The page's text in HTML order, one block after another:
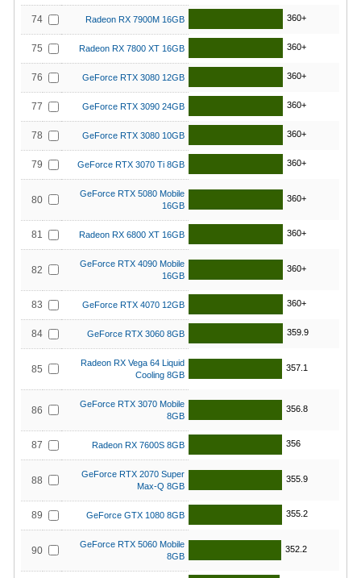
74 Radeon RX 7900M 16GB 360+
75 Radeon RX 7800 XT 16GB 360+
76 GeForce RTX 3080 12GB 360+
77 GeForce RTX 3090 24GB 360+
78 GeForce RTX 3080 10GB 360+
79 GeForce RTX 3070 Ti 8GB 360+
80
GeForce RTX 5080 Mobile
16GB
360+
81 Radeon RX 6800 XT 16GB 360+
82
GeForce RTX 4090 Mobile
16GB
360+
83 GeForce RTX 4070 12GB 360+
84 GeForce RTX 3060 8GB 359.9
85
Radeon RX Vega 64 Liquid
Cooling 8GB
357.1
86
GeForce RTX 3070 Mobile
8GB
356.8
87 Radeon RX 7600S 8GB 356
88
GeForce RTX 2070 Super
Max-Q 8GB
355.9
89 GeForce GTX 1080 8GB 355.2
90
GeForce RTX 5060 Mobile
8GB
352.2